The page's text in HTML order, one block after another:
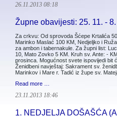
26.11.2013 08:18
Župne obavijesti: 25. 11. -
Za crkvu: Od sprovoda Šćepe Krtalića
Marinko Maslać 100 KM, Nedjeljko i
za ambon i tabernakule. Za župni list:
10, Mato Zovko 5 KM. Kruh sv. Ante: -
prosinca. Mogućnost svete ispovijedi bit
Ženidbeni navještaj: Sakrament sv.
Marinkov i Mare r. Tadić iz župe sv.
Read more …
23.11.2013 18:46
1. NEDJELJA DOŠAŠĆA